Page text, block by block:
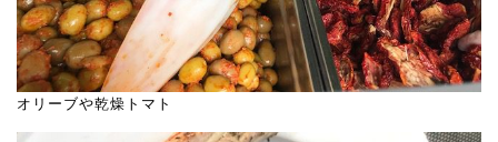
オリーブや乾燥トマト